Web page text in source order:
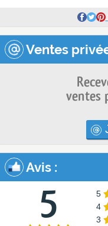
Ventes
ventes
Avis :
5 5
4
3